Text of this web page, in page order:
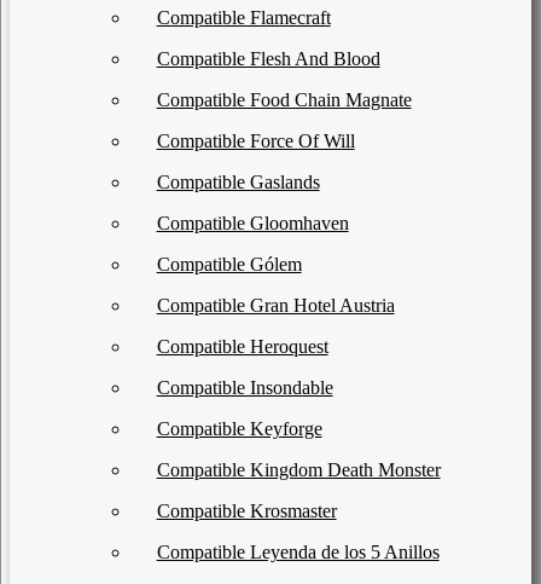
Compatible Flamecraft
Compatible Flesh And Blood
Compatible Food Chain Magnate
Compatible Force Of Will
Compatible Gaslands
Compatible Gloomhaven
Compatible Gólem
Compatible Gran Hotel Austria
Compatible Heroquest
Compatible Insondable
Compatible Keyforge
Compatible Kingdom Death Monster
Compatible Krosmaster
Compatible Leyenda de los 5 Anillos